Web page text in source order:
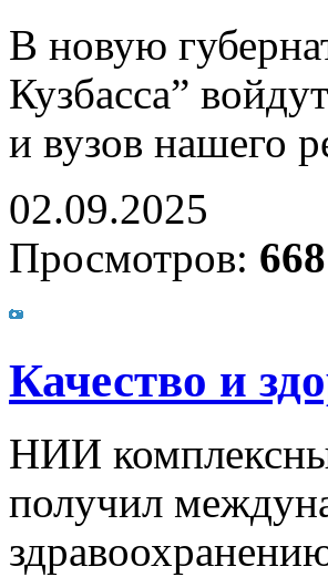
В новую
Кузбасса”
и вузов нашего
02.09.2025
Просмотров: 668
Качество и
НИИ
получил